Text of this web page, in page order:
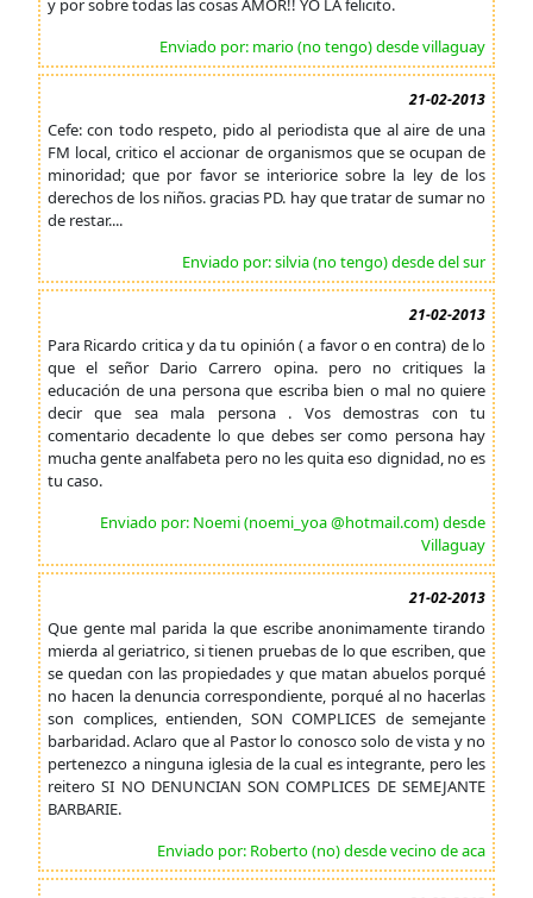
y por sobre todas las cosas AMOR!! YO LA felicito.
Enviado por: mario (no tengo) desde villaguay
21-02-2013
Cefe: con todo respeto, pido al periodista que al aire de una
FM local, critico el accionar de organismos que se ocupan de
minoridad; que por favor se interiorice sobre la ley de los
derechos de los niños. gracias PD. hay que tratar de sumar no
de restar....
Enviado por: silvia (no tengo) desde del sur
21-02-2013
Para Ricardo critica y da tu opinión ( a favor o en contra) de lo
que el señor Dario Carrero opina. pero no critiques la
educación de una persona que escriba bien o mal no quiere
decir que sea mala persona . Vos demostras con tu
comentario decadente lo que debes ser como persona hay
mucha gente analfabeta pero no les quita eso dignidad, no es
tu caso.
Enviado por: Noemi (noemi_yoa @hotmail.com) desde
Villaguay
21-02-2013
Que gente mal parida la que escribe anonimamente tirando
mierda al geriatrico, si tienen pruebas de lo que escriben, que
se quedan con las propiedades y que matan abuelos porqué
no hacen la denuncia correspondiente, porqué al no hacerlas
son complices, entienden, SON COMPLICES de semejante
barbaridad. Aclaro que al Pastor lo conosco solo de vista y no
pertenezco a ninguna iglesia de la cual es integrante, pero les
reitero SI NO DENUNCIAN SON COMPLICES DE SEMEJANTE
BARBARIE.
Enviado por: Roberto (no) desde vecino de aca